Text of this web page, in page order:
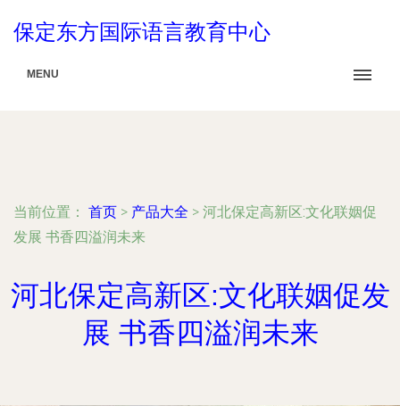
保定东方国际语言教育中心
MENU
当前位置： 首页 > 产品大全 > 河北保定高新区:文化联姻促
发展 书香四溢润未来
河北保定高新区:文化联姻促发
展 书香四溢润未来